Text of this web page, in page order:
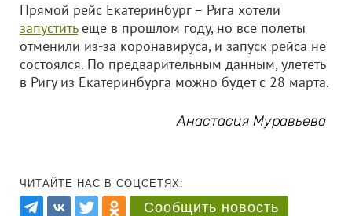
Прямой рейс Екатеринбург – Рига хотели
запуститьеще в прошлом году, но все полеты
отменили из-за коронавируса, и запуск рейса не
состоялся. По предварительным данным, улететь
в Ригу из Екатеринбурга можно будет с 28 марта.
Анастасия Муравьева
ЧИТАЙТЕ НАС В СОЦСЕТЯХ:
Сообщить новость